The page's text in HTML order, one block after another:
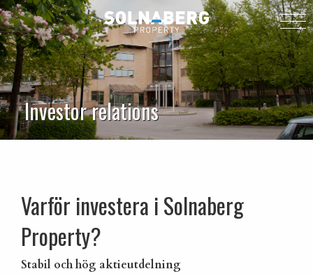
Investor relations
Varför investera i Solnaberg
Property?
Stabil och hög aktieutdelning